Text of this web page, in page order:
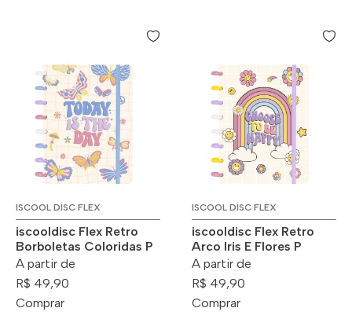
ISCOOL DISC FLEX
iscooldisc Flex Retro
Borboletas Coloridas P
A partir de
R$ 49,90
Comprar
ISCOOL DISC FLEX
iscooldisc Flex Retro
Arco Iris E Flores P
A partir de
R$ 49,90
Comprar